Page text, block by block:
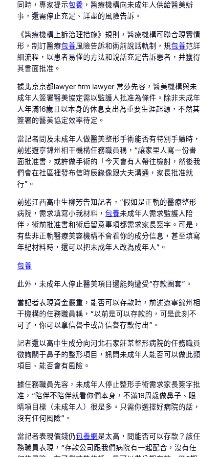
同時，專家提示包養 ，醫療機構向未成年人供給醫美辦
事，還需停止充足、詳盡的風險告訴。
《醫療機構上訴治理措施》規則，醫療機構可聯合現實情
形，制訂醫療包養風險告訴和術前說話軌制，規包養范詳
細流程，以患者易懂的方法和說話充足告訴患者，并獲得
其書面批准。
據北京京都lawyer firm lawyer 常莎先容，醫美機構與未
成年人簽署醫美協定需以監護人批准為條件。除非未成年
人年滿16歲且以本身的休息支出為重要生涯起源，不然其
簽署的醫美協定效率待定。
當記者問及未成年人做醫美整形手術能否有特別手續時，
前述遼寧錦州相干機構任務職員稱，“讓家里人寫一份書
面批准書，或許做手術的「今天會有人帶往檢討，然後我
們會在社區裡發布信時辰錄像跟大夫溝通，家長批准就
行”。
前述江西高中生柳芳告知記者，“假如是正軌的醫療整形
病院，需求填寫小我材料， 包養未成年人需求監護人陪
伴，術前批准書和術后留意事項都需求家長簽字。可是，
有些非正軌醫療美容機構不會看你的成分信息，甚至填寫
年紀材料時，還可以把未成年人改為成年人”。
包養
此外，未成年人停止醫美項目還能夠遭受“存款圈套”。
當記者表現資金嚴重，能否可以存款時，前述遼寧錦州相
干機構的任務職員稱，“以前是可以存款的，可是此刻不
可了，你可以拿信譽卡或許信譽存款付出”。
記者還以高中生成分向河北石家莊某整形病院的任務職員
徵詢關于鼻子的整形項目，訊問未成年人能否可以做此類
項目、能否會有風險。
據任務職員先容，未成年人停止整形手術需求家長簽字批
准，“陪伴不陪伴就看你們本身，不滿18周歲做鼻子、眼
睛項目標（未成年人）很是多。只需你選擇好病院的話，
沒有任何風險”。
當記者表現價錢仍包養網是太高，問能否可以存款？該任
務職員表現，“存款公司跟我們病院有一起配合，沒有任